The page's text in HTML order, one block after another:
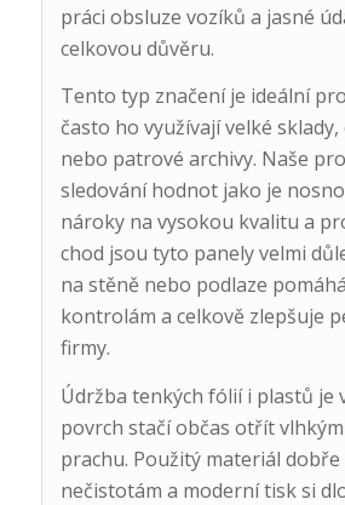
práci obsluze vozíků a jasné
celkovou důvěru.
Tento typ značení je ideální
často ho využívají velké
nebo patrové archivy. Naše
sledování hodnot jako je
nároky na vysokou kvalitu a
chod jsou tyto panely velmi
na stěně nebo podlaze
kontrolám a celkově zlepšuje
firmy.
Údržba tenkých fólií i plastů je
povrch stačí občas otřít
prachu. Použitý materiál dobře
nečistotám a moderní tisk si